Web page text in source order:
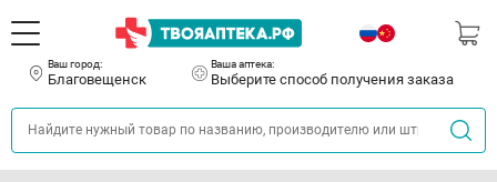
Ваш город:
Благовещенск
Ваша аптека:
Выберите способ получения заказа